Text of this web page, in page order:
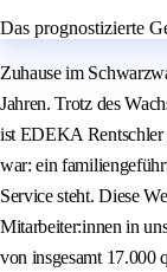
Das prognostizierte
Zuhause im
Jahren. Trotz des
ist EDEKA Rentschler
war: ein
Service steht. Diese
Mitarbeiter:innen in
von insgesamt 17.000